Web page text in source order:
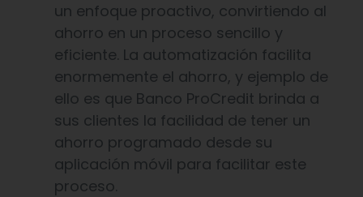
un enfoque proactivo, convirtiendo al
ahorro en un proceso sencillo y
eficiente. La automatización facilita
enormemente el ahorro, y ejemplo de
ello es que Banco ProCredit brinda a
sus clientes la facilidad de tener un
ahorro programado desde su
aplicación móvil para facilitar este
proceso.